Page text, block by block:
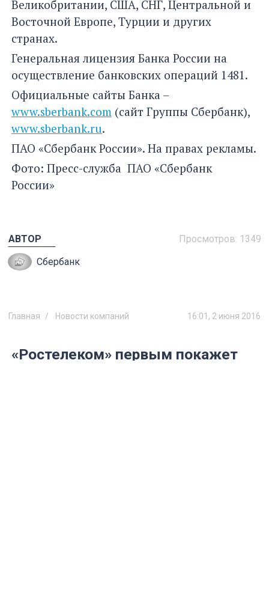
Великобритании, США, СНГ, Центральной и
Восточной Европе, Турции и других
странах.
Генеральная лицензия Банка России на
осуществление банковских операций 1481.
Официальные сайты Банка –
www.sberbank.com (сайт Группы Сбербанк),
www.sberbank.ru.
ПАО «Сбербанк России». На правах рекламы.
Фото: Пресс-служба ПАО «Сбербанк
России»
Просмотров: 1349
АВТОР
Сбербанк
Главная Новости компаний 16:01, 2 июня 2016
«Ростелеком» первым покажет